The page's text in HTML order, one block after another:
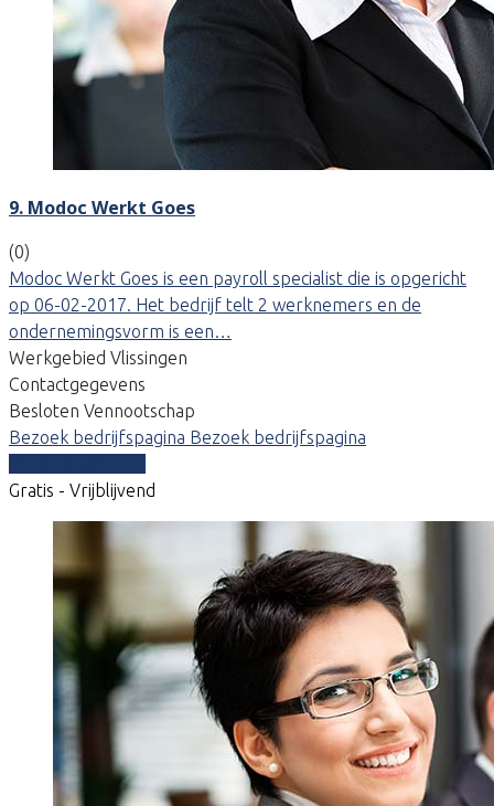
9. Modoc Werkt Goes
(0)
Modoc Werkt Goes is een payroll specialist die is opgericht
op 06-02-2017. Het bedrijf telt 2 werknemers en de
ondernemingsvorm is een…
Werkgebied Vlissingen
Contactgegevens
Besloten Vennootschap
Bezoek bedrijfspagina Bezoek bedrijfspagina
Gratis - Vrijblijvend